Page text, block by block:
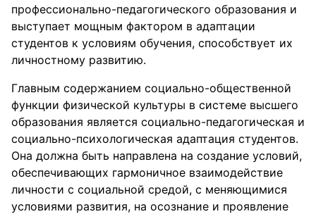
профессионально-педагогического образования и
выступает мощным фактором в адаптации
студентов к условиям обучения, способствует их
личностному развитию.
Главным содержанием социально-общественной
функции физической культуры в системе высшего
образования является социально-педагогическая и
социально-психологическая адаптация студентов.
Она должна быть направлена на создание условий,
обеспечивающих гармоничное взаимодействие
личности с социальной средой, с меняющимися
условиями развития, на осознание и проявление